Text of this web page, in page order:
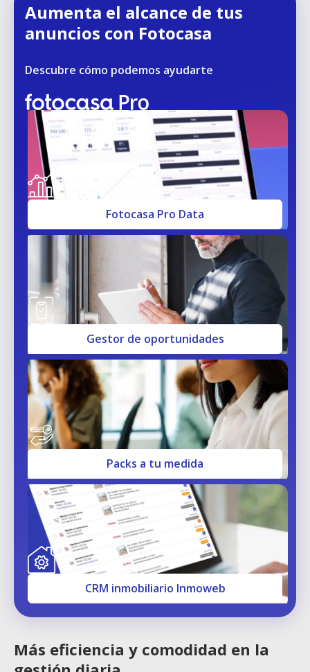
Aumenta el alcance de tus
anuncios con Fotocasa
Descubre cómo podemos ayudarte
Fotocasa Pro Data
Gestor de oportunidades
Packs a tu medida
CRM inmobiliario Inmoweb
Más eficiencia y comodidad en la